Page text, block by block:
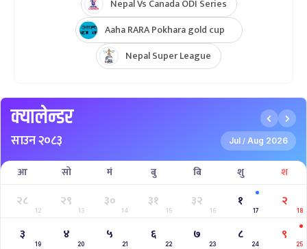
Nepal Vs Canada ODI Series
Aaha RARA Pokhara gold cup
Nepal Super League
क्यालेन्डर
साउन २०८३ Jul / Aug 2026
आ सो मं बु बि शु श
२८
12
२९
13
३०
14
३१
15
३२
16
१
17
२
18
३
19
४
20
५
21
६
22
७
23
८
24
९
25